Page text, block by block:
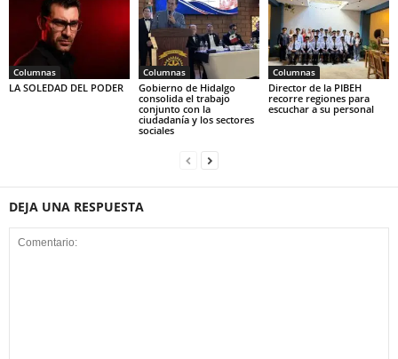
Columnas
LA SOLEDAD DEL PODER
Columnas
Gobierno de Hidalgo
consolida el trabajo
conjunto con la
ciudadanía y los sectores
sociales
Columnas
Director de la PIBEH
recorre regiones para
escuchar a su personal
DEJA UNA RESPUESTA